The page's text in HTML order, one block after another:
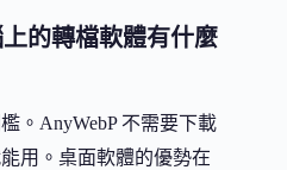
的轉檔軟體有什麼
。AnyWebP 不需要下載
用。桌面軟體的優勢在